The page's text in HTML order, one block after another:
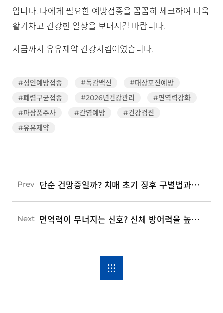
입니다. 나에게 필요한 예방접종을 꼼꼼히 체크하여 더욱
활기차고 건강한 일상을 보내시길 바랍니다.
지금까지 유유제약 건강지킴이였습니다.
#성인예방접종 #독감백신
#대상포진예방
#폐렴구균접종
#2026년건강관리
#면역력강화
#파상풍주사
#간염예방
#건강검진
#유유제약
Prev 단순 건망증일까? 치매 초기 징후 구별법과 인지 건강을 지키는 5가지 생활 습관
Next 면역력이 무너지는 신호? 신체 방어력을 높이는 7가지 일상 습관 가이드